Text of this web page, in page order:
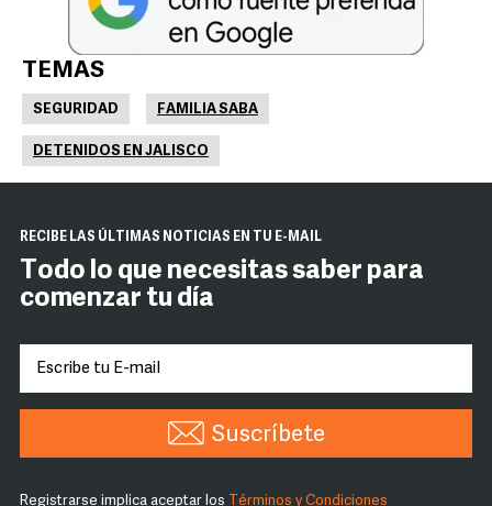
TEMAS
SEGURIDAD FAMILIA SABA
DETENIDOS EN JALISCO
RECIBE LAS ÚLTIMAS NOTICIAS EN TU E-MAIL
Todo lo que necesitas saber para
comenzar tu día
Suscríbete
Registrarse implica aceptar los Términos y Condiciones